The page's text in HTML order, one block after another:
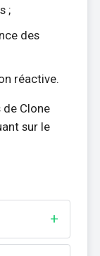
;
des
réactive.
Clone
sur le